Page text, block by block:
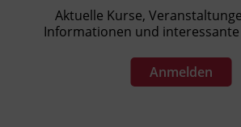
Aktuelle Kurse,
Informationen und
Anmelden